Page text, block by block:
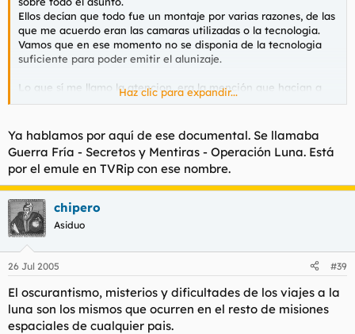
Ummita
Ellos decían que todo fue un montaje por varias razones, de las
que me acuerdo eran las camaras utilizadas o la tecnologia.
Vamos que en ese momento no se disponia de la tecnologia
suficiente para poder emitir el alunizaje.
Lo que sí me llamo la atencion, era la mención que hacian a
Kubrick,al parecer su película impactó bastante a los
diseño de los trajes espaciales.
Terminar diciendo que el reportaje el reportaje acabo
afirmando que el reportaje era un montaje de Kubrick a
peticion del gobierno norteamericano.
Haz clic para expandir...
Ya hablamos por aquí de ese documental. Se llamaba
Guerra Fría - Secretos y Mentiras - Operación Luna. Está
por el emule en TVRip con ese nombre.
chipero
Asiduo
26 Jul 2005 #39
El oscurantismo, misterios y dificultades de los viajes a la
luna son los mismos que ocurren en el resto de misiones
espaciales de cualquier pais.